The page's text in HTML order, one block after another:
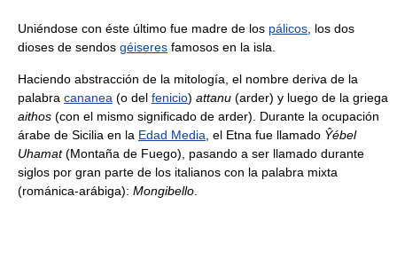
Uniéndose con éste último fue madre de los pálicos , los dos
dioses de sendos géiseres famosos en la isla.
Haciendo abstracción de la mitología, el nombre deriva de la
palabra cananea (o del fenicio) attanu (arder) y luego de la griega
aithos (con el mismo significado de arder). Durante la ocupación
árabe de Sicilia en la Edad Media , el Etna fue llamado Ŷébel
Uhamat(Montaña de Fuego), pasando a ser llamado durante
siglos por gran parte de los italianos con la palabra mixta
(románica-arábiga): Mongibello